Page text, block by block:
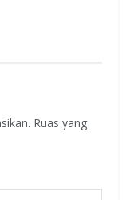
Ruas yang